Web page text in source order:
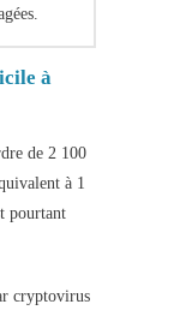
à
de 2 100
à 1
pourtant